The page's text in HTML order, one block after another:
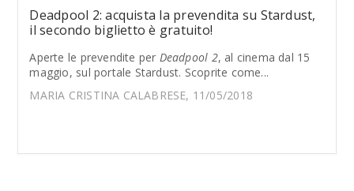
Deadpool 2: acquista la prevendita su Stardust,
il secondo biglietto è gratuito!
Aperte le prevendite per Deadpool 2, al cinema dal 15
maggio, sul portale Stardust. Scoprite come...
MARIA CRISTINA CALABRESE, 11/05/2018